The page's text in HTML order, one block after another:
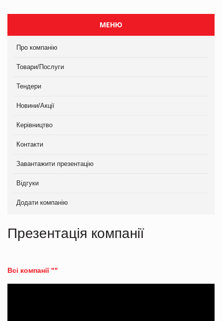
МЕНЮ
Про компанію
Товари/Послуги
Тендери
Новини/Акції
Керівництво
Контакти
Завантажити презентацію
Відгуки
Додати компанію
Презентація компанії
Всі компанії ""